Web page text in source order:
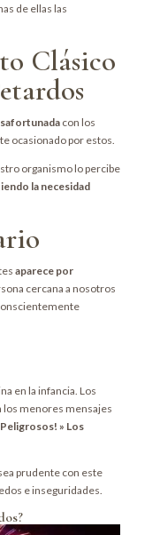
de ellas las
Clásico
con los
ocasionado por estos.
organismo lo percibe
la necesidad
aparece por
cercana a nosotros
en la infancia. Los
menores mensajes
» Los
prudente con este
e inseguridades.